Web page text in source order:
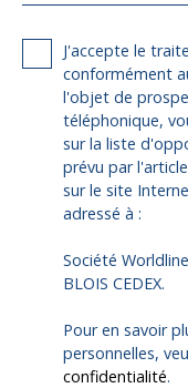
J'accepte le
conformément
l'objet de
téléphonique,
sur la liste
prévu par
sur le site
adressé à :
Société
BLOIS CEDEX.
Pour en savoir
personnelles,
confidentialité.